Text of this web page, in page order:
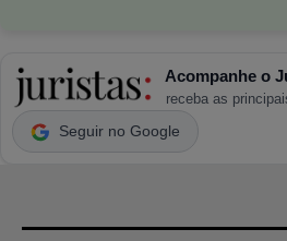
Acompanhe o
receba as
Seguir no Google